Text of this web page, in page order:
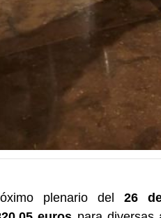
plenario del 26